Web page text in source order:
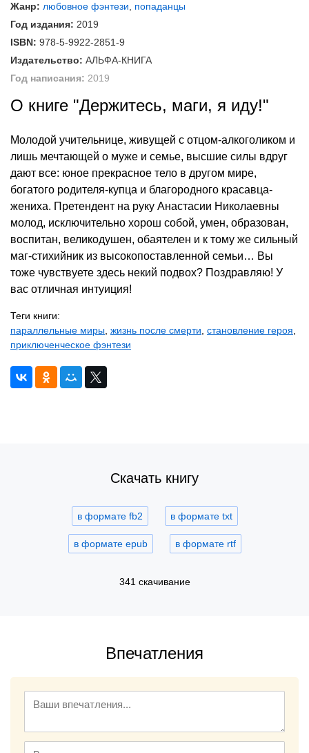
Жанр: любовное фэнтези
попаданцы
Год издания: 2019
ISBN: 978-5-9922-2851-9
Издательство: АЛЬФА-КНИГА
Год написания: 2019
О книге "Держитесь, маги, я иду!"
Молодой учительнице, живущей с отцом-алкоголиком и
лишь мечтающей о муже и семье, высшие силы вдруг
дают все: юное прекрасное тело в другом мире,
богатого родителя-купца и благородного красавца-
жениха. Претендент на руку Анастасии Николаевны
молод, исключительно хорош собой, умен, образован,
воспитан, великодушен, обаятелен и к тому же сильный
маг-стихийник из высокопоставленной семьи… Вы
тоже чувствуете здесь некий подвох? Поздравляю! У
вас отличная интуиция!
Теги книги:
параллельные миры жизнь после смерти становление героя
приключенческое фэнтези
Скачать книгу
в формате fb2 в формате txt
в формате epub в формате rtf
341 скачивание
Впечатления